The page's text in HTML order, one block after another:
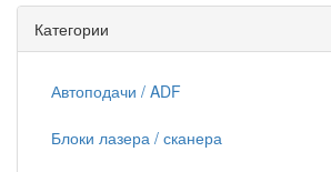
Категории
Автоподачи / ADF
Блоки лазера / сканера